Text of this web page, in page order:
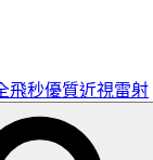
飛秒優質近視雷射